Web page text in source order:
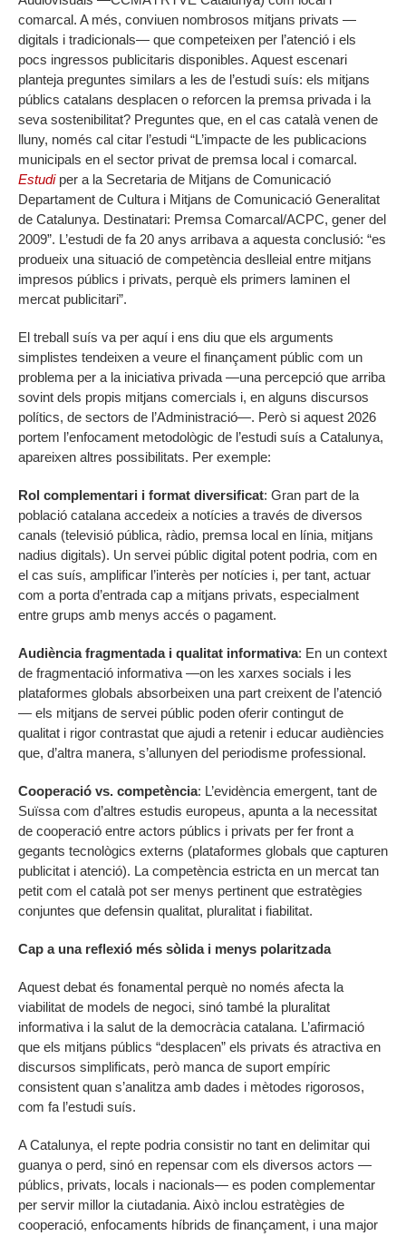
comarcal. A més, conviuen nombrosos mitjans privats —
digitals i tradicionals— que competeixen per l’atenció i els
pocs ingressos publicitaris disponibles. Aquest escenari
planteja preguntes similars a les de l’estudi suís: els mitjans
públics catalans desplacen o reforcen la premsa privada i la
seva sostenibilitat? Preguntes que, en el cas català venen de
lluny, només cal citar l’estudi “L’impacte de les publicacions
municipals en el sector privat de premsa local i comarcal.
Estudiper a la Secretaria de Mitjans de Comunicació
Departament de Cultura i Mitjans de Comunicació Generalitat
de Catalunya. Destinatari: Premsa Comarcal/ACPC, gener del
2009”. L’estudi de fa 20 anys arribava a aquesta conclusió: “es
produeix una situació de competència deslleial entre mitjans
impresos públics i privats, perquè els primers laminen el
mercat publicitari”.
El treball suís va per aquí i ens diu que els arguments
simplistes tendeixen a veure el finançament públic com un
problema per a la iniciativa privada —una percepció que arriba
sovint dels propis mitjans comercials i, en alguns discursos
polítics, de sectors de l’Administració—. Però si aquest 2026
portem l’enfocament metodològic de l’estudi suís a Catalunya,
apareixen altres possibilitats. Per exemple:
Rol complementari i format diversificat: Gran part de la
població catalana accedeix a notícies a través de diversos
canals (televisió pública, ràdio, premsa local en línia, mitjans
nadius digitals). Un servei públic digital potent podria, com en
el cas suís, amplificar l’interès per notícies i, per tant, actuar
com a porta d’entrada cap a mitjans privats, especialment
entre grups amb menys accés o pagament.
Audiència fragmentada i qualitat informativa: En un context
de fragmentació informativa —on les xarxes socials i les
plataformes globals absorbeixen una part creixent de l’atenció
— els mitjans de servei públic poden oferir contingut de
qualitat i rigor contrastat que ajudi a retenir i educar audiències
que, d’altra manera, s’allunyen del periodisme professional.
Cooperació vs. competència: L’evidència emergent, tant de
Suïssa com d’altres estudis europeus, apunta a la necessitat
de cooperació entre actors públics i privats per fer front a
gegants tecnològics externs (plataformes globals que capturen
publicitat i atenció). La competència estricta en un mercat tan
petit com el català pot ser menys pertinent que estratègies
conjuntes que defensin qualitat, pluralitat i fiabilitat.
Cap a una reflexió més sòlida i menys polaritzada
Aquest debat és fonamental perquè no només afecta la
viabilitat de models de negoci, sinó també la pluralitat
informativa i la salut de la democràcia catalana. L’afirmació
que els mitjans públics “desplacen” els privats és atractiva en
discursos simplificats, però manca de suport empíric
consistent quan s’analitza amb dades i mètodes rigorosos,
com fa l’estudi suís.
A Catalunya, el repte podria consistir no tant en delimitar qui
guanya o perd, sinó en repensar com els diversos actors —
públics, privats, locals i nacionals— es poden complementar
per servir millor la ciutadania. Això inclou estratègies de
cooperació, enfocaments híbrids de finançament, i una major